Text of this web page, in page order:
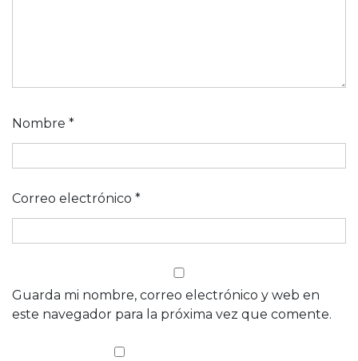
Nombre *
Correo electrónico *
Guarda mi nombre, correo electrónico y web en
este navegador para la próxima vez que comente.